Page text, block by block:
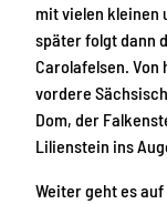
mit vielen kleinen
später folgt dann
Carolafelsen.
vordere
Dom, der
Lilienstein ins
Weiter geht es